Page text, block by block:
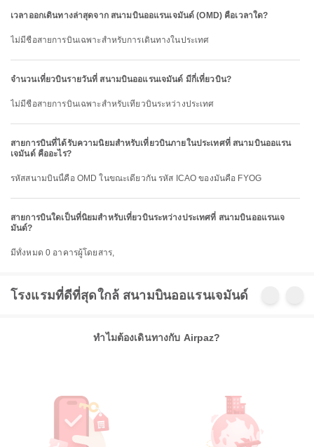
เวลาออกเดินทางล่าสุดจาก สนามบินออแรนเจมันด์ (OMD) คือเวลาใด?
ไม่มีชื่อสายการบินเฉพาะสำหรับการเดินทางในประเทศ
จำนวนเที่ยวบินรายวันที่ สนามบินออแรนเจมันด์ มีกี่เที่ยวบิน?
ไม่มีชื่อสายการบินเฉพาะสำหรับเที่ยวบินระหว่างประเทศ
สายการบินที่ได้รับความนิยมสำหรับเที่ยวบินภายในประเทศที่ สนามบินออแรน
เจมันด์ คืออะไร?
รหัสสนามบินนี้คือ OMD ในขณะเดียวกัน รหัส ICAO ของมันคือ FYOG
สายการบินใดเป็นที่นิยมสำหรับเที่ยวบินระหว่างประเทศที่ สนามบินออแรนเจ
มันด์?
มีทั้งหมด 0 อาคารผู้โดยสาร,
โรงแรมที่ดีที่สุดใกล้ สนามบินออแรนเจมันด์
ทำไมต้องเดินทางกับ Airpaz?